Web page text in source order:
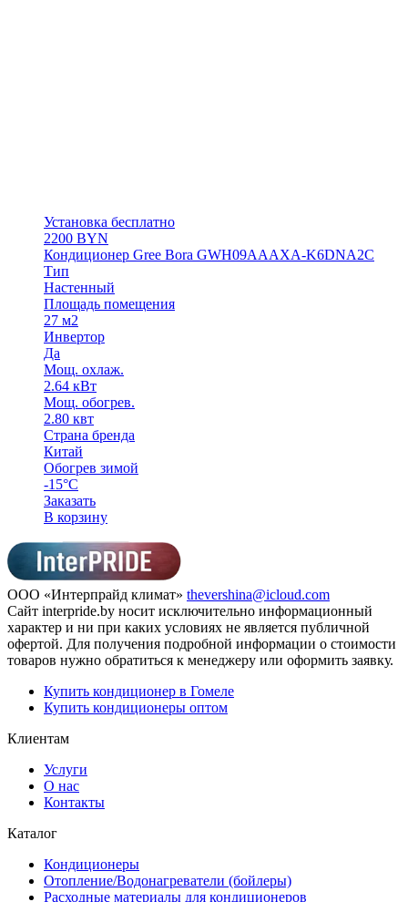
Установка бесплатно
2200 BYN
Кондиционер Gree Bora GWH09АААХА-K6DNA2С
Тип
Настенный
Площадь помещения
27 м2
Инвертор
Да
Мощ. охлаж.
2.64 кВт
Мощ. обогрев.
2.80 квт
Страна бренда
Китай
Обогрев зимой
-15°С
Заказать
В корзину
ООО «Интерпрайд климат» thevershina@icloud.com
Сайт interpride.by носит исключительно информационный
характер и ни при каких условиях не является публичной
офертой. Для получения подробной информации о стоимости
товаров нужно обратиться к менеджеру или оформить заявку.
Купить кондиционер в Гомеле
Купить кондиционеры оптом
Клиентам
Услуги
О нас
Контакты
Каталог
Кондиционеры
Отопление/Водонагреватели (бойлеры)
Расходные материалы для кондиционеров